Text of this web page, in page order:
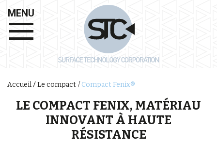
MENU
Accueil Le compact Compact Fenix®
LE COMPACT FENIX, MATÉRIAU
INNOVANT À HAUTE
RÉSISTANCE